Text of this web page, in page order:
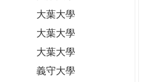
大葉大學
大葉大學
大葉大學
義守大學